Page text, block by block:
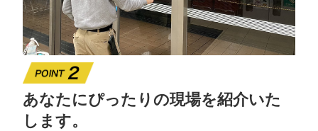
あなたにぴったりの現場を紹介いた
します。